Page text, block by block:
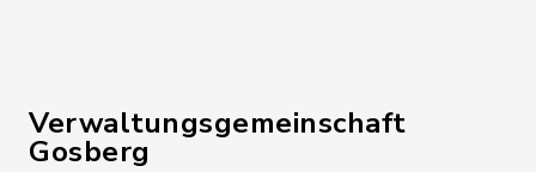
Verwaltungsgemeinschaft
Gosberg